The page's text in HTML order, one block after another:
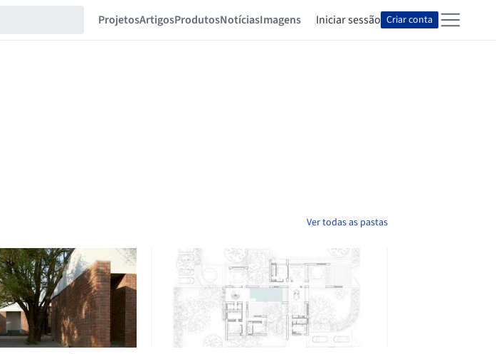
ProjetosArtigosProdutosNotíciasImagens Iniciar sessão Criar conta
Ver todas as pastas